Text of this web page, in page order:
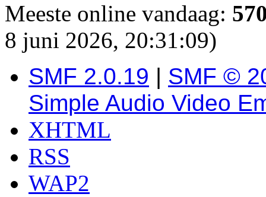
Meeste online vandaag:
8 juni 2026, 20:31:09)
SMF 2.0.19 | SMF ©
Simple Audio Video
XHTML
RSS
WAP2